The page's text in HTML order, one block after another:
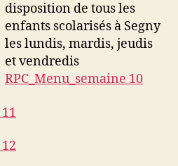
disposition de tous les
enfants scolarisés à Segny
les lundis, mardis, jeudis
et vendredis
RPC_Menu_semaine 10